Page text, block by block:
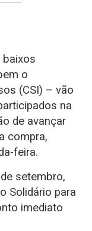
baixos
o
(CSI) – vão
na
de avançar
compra,
feira.
setembro,
Solidário para
imediato